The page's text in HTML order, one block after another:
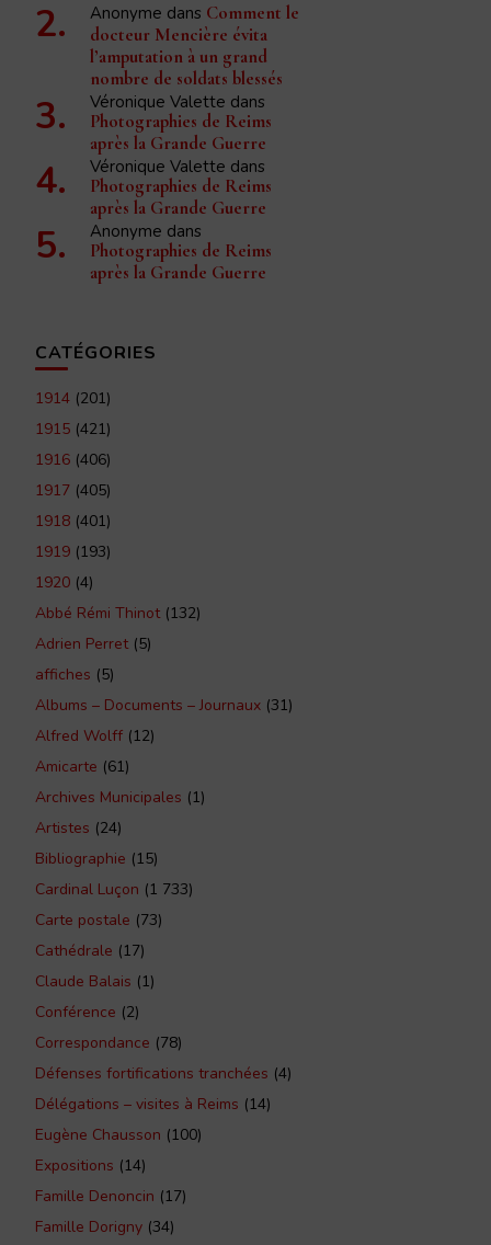
Anonyme dans Comment le
docteur Mencière évita
l’amputation à un grand
nombre de soldats blessés
Véronique Valette dans
Photographies de Reims
après la Grande Guerre
Véronique Valette dans
Photographies de Reims
après la Grande Guerre
Anonyme dans
Photographies de Reims
après la Grande Guerre
CATÉGORIES
1914 (201)
1915 (421)
1916 (406)
1917 (405)
1918 (401)
1919 (193)
1920 (4)
Abbé Rémi Thinot(132)
Adrien Perret(5)
affiches (5)
Albums – Documents – Journaux (31)
Alfred Wolff (12)
Amicarte (61)
Archives Municipales (1)
Artistes (24)
Bibliographie (15)
Cardinal Luçon (1 733)
Carte postale (73)
Cathédrale (17)
Claude Balais (1)
Conférence (2)
Correspondance (78)
Défenses fortifications tranchées (4)
Délégations – visites à Reims (14)
Eugène Chausson (100)
Expositions (14)
Famille Denoncin (17)
Famille Dorigny (34)